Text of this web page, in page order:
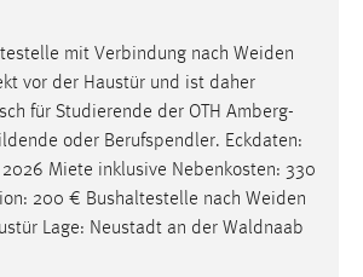
mit Verbindung nach Weiden
vor der Haustür und ist daher
für Studierende der OTH Amberg-
oder Berufspendler. Eckdaten:
2026 Miete inklusive Nebenkosten: 330
200 € Bushaltestelle nach Weiden
Lage: Neustadt an der Waldnaab